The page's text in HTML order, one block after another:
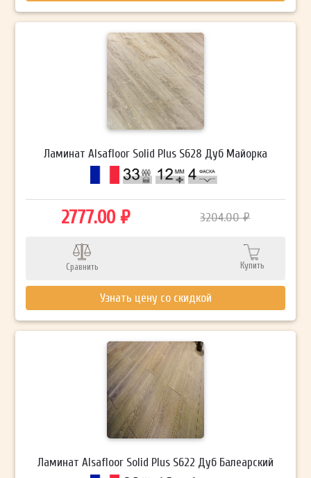
Ламинат Alsafloor Solid Plus S628 Дуб Майорка
2777.00 ₽ 3204.00 ₽
Сравнить Купить
Узнать цену со скидкой
Ламинат Alsafloor Solid Plus S622 Дуб Балеарский